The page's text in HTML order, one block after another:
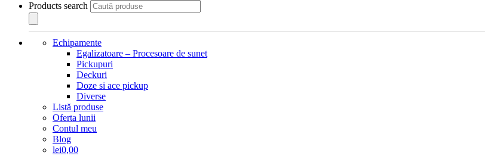
Products search
Echipamente
Egalizatoare – Procesoare de sunet
Pickupuri
Deckuri
Doze si ace pickup
Diverse
Listă produse
Oferta lunii
Contul meu
Blog
lei0,00